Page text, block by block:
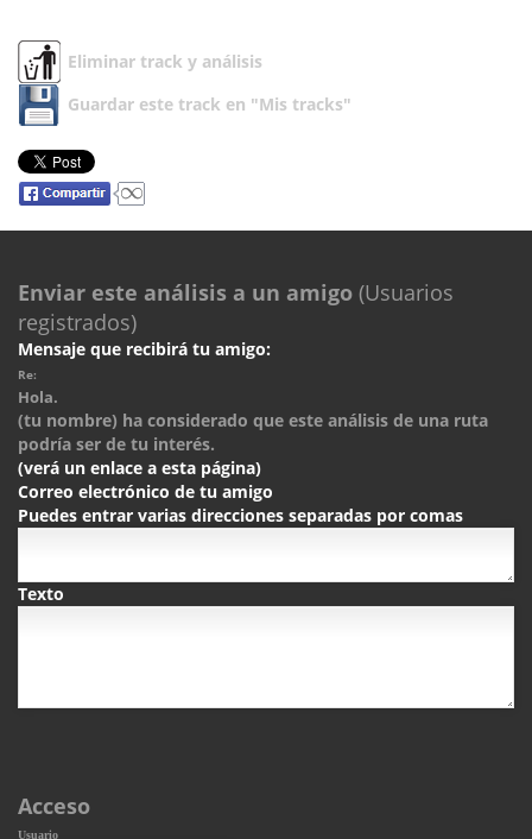
Eliminar track y análisis
Guardar este track en "Mis tracks"
Enviar este análisis a un amigo (Usuarios
registrados)
Mensaje que recibirá tu amigo:
Re:
Hola.
(tu nombre) ha considerado que este análisis de una ruta
podría ser de tu interés.
(verá un enlace a esta página)
Correo electrónico de tu amigo
Puedes entrar varias direcciones separadas por comas
Texto
Acceso
Usuario